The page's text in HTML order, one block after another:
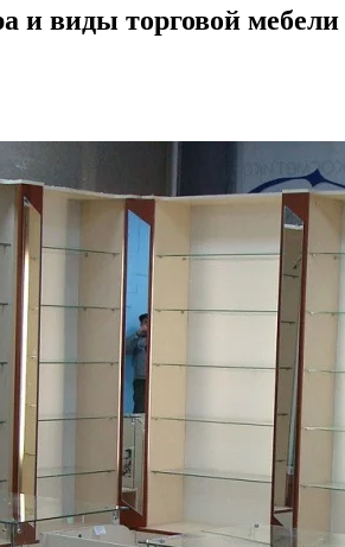
и виды торговой мебели